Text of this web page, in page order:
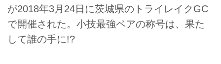
が2018年3月24日に茨城県のトライレイクGC
で開催された。小技最強ペアの称号は、果た
して誰の手に!?